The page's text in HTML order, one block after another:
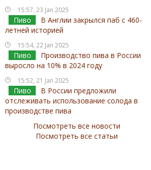
15:57, 23 Jan 2025
Пиво
В Англии закрылся паб с 460-
летней историей
15:54, 22 Jan 2025
Пиво
Производство пива в России
выросло на 10% в 2024 году
15:52, 21 Jan 2025
Пиво
В России предложили
отслеживать использование солода в
производстве пива
Посмотреть все новости
Посмотреть все статьи